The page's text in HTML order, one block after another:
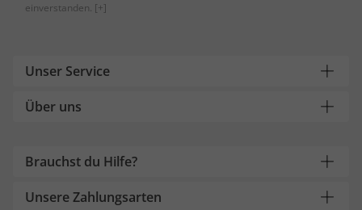
einverstanden. [+]
Unser Service
Über uns
Brauchst du Hilfe?
Unsere Zahlungsarten